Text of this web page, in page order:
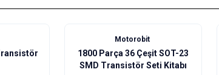
Motorobit
1800 Parça 36 Çeşit SOT-23
SMD Transistör Seti Kitabı